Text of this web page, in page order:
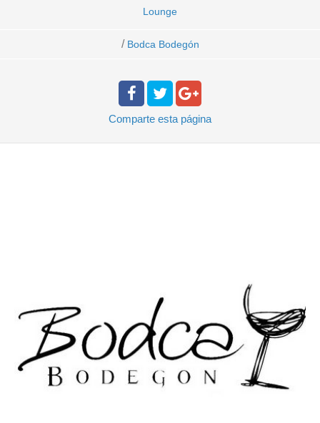
Lounge
/ Bodca Bodegón
Comparte esta página